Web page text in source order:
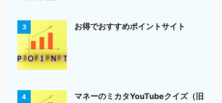
3 お得でおすすめポイントサイト
4
マネーのミカタYouTubeクイズ（旧